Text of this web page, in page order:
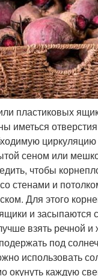
пластиковых
иметься
циркуляцию
сеном или
чтобы
стенами и
Для этого
и засыпаются
взять речной и
под
использовать
окунуть каждую